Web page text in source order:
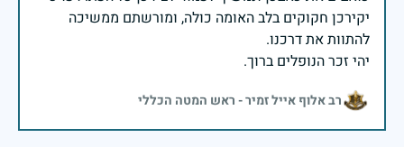
יקירכן חקוקים בלב האומה כולה, ומורשתם ממשיכה
יהי זכר הנופלים ברוך.
רב אלוף אייל זמיר - ראש המטה הכללי